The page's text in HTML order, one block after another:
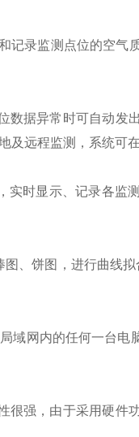
记录监测点位的空
数据异常时可自动
远程监测，系统可
时显示、记录各监
、饼图，进行曲线
域网内的任何一台
强，由于采用硬